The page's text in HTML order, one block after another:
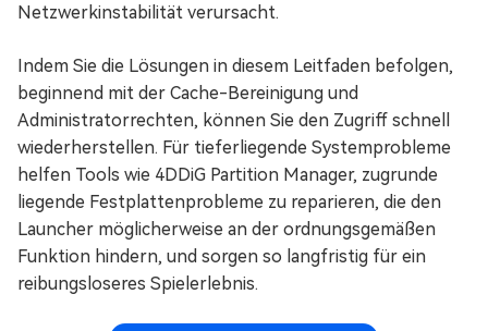
Netzwerkinstabilität verursacht.
Indem Sie die Lösungen in diesem Leitfaden befolgen,
beginnend mit der Cache-Bereinigung und
Administratorrechten, können Sie den Zugriff schnell
wiederherstellen. Für tieferliegende Systemprobleme
helfen Tools wie 4DDiG Partition Manager, zugrunde
liegende Festplattenprobleme zu reparieren, die den
Launcher möglicherweise an der ordnungsgemäßen
Funktion hindern, und sorgen so langfristig für ein
reibungsloseres Spielerlebnis.